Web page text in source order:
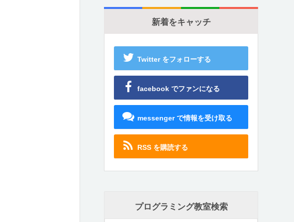
新着をキャッチ
Twitter をフォローする
facebook でファンになる
messenger で情報を受け取る
RSS を購読する
プログラミング教室検索